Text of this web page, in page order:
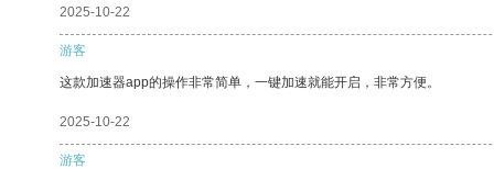
2025-10-22
游客
这款加速器app的操作非常简单，一键加速就能开启，非常方便。
2025-10-22
游客